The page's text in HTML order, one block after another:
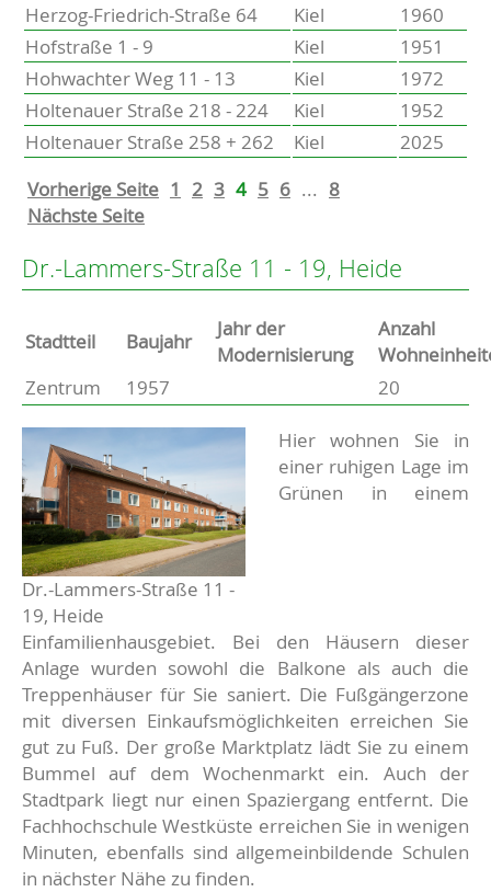
Herzog-Friedrich-Straße 64
Kiel
1960
Hofstraße 1 - 9
Kiel
1951
Hohwachter Weg 11 - 13
Kiel
1972
Holtenauer Straße 218 - 224
Kiel
1952
Holtenauer Straße 258 + 262
Kiel
2025
Vorherige Seite 1 2 3 4 5 6 ... 8
Nächste Seite
Dr.-Lammers-Straße 11 - 19, Heide
Stammdaten
Basisdaten zur Immobilie
Stadtteil Baujahr
Jahr der
Modernisierung
Anzahl
Zentrum
1957 20
Dr.-Lammers-Straße 11 -
19, Heide
Beschreibung
Hier wohnen Sie in
einer ruhigen Lage im
Grünen in einem
Einfamilienhausgebiet. Bei den Häusern dieser
Anlage wurden sowohl die Balkone als auch die
Treppenhäuser für Sie saniert. Die Fußgängerzone
mit diversen Einkaufsmöglichkeiten erreichen Sie
gut zu Fuß. Der große Marktplatz lädt Sie zu einem
Bummel auf dem Wochenmarkt ein. Auch der
Stadtpark liegt nur einen Spaziergang entfernt. Die
Fachhochschule Westküste erreichen Sie in wenigen
Minuten, ebenfalls sind allgemeinbildende Schulen
in nächster Nähe zu finden.